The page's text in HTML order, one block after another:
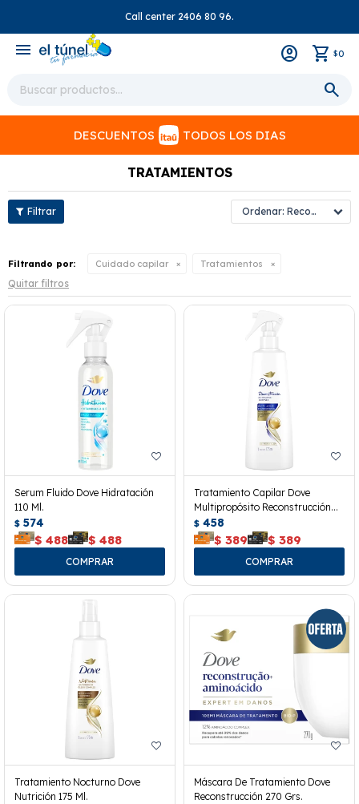
Call center 2406 80 96.
menu $0
DESCUENTOS TODOS LOS DIAS
TRATAMIENTOS
Recomendados
Filtrando por: Cuidado capilar Tratamientos
Quitar filtros
Serum Fluido Dove Hidratación
110 Ml.
$ 574
$ 488 $ 488
Tratamiento Capilar Dove
Multipropósito Reconstrucción
175 Ml.
$ 458
$ 389 $ 389
Tratamiento Nocturno Dove
Nutrición 175 Ml.
Máscara De Tratamiento Dove
Reconstrucción 270 Grs.
close